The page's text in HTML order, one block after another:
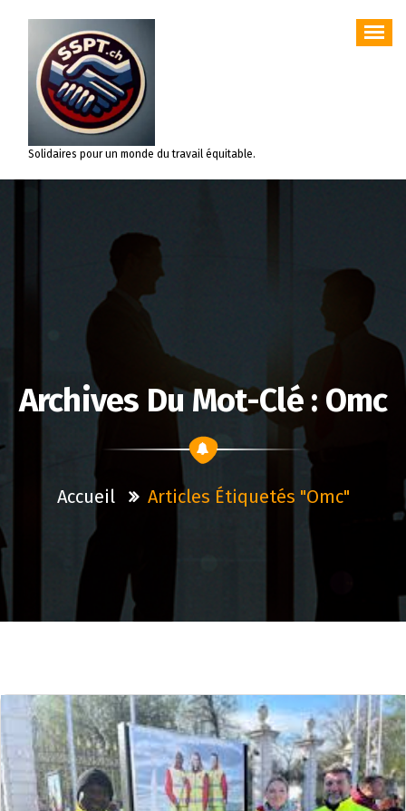
contenu
Solidaires pour un monde du travail équitable.
Archives Du Mot-Clé : Omc
Accueil Articles Étiquetés "omc"